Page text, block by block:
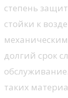
степень
стойки к
долгий срок
таких